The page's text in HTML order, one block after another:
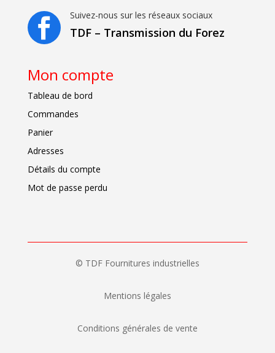

Suivez-nous sur les réseaux sociaux
TDF – Transmission du Forez
Mon compte
Tableau de bord
Commandes
Panier
Adresses
Détails du compte
Mot de passe perdu
© TDF Fournitures industrielles
Mentions légales
Conditions générales de vente